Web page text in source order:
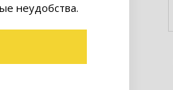
неудобства.